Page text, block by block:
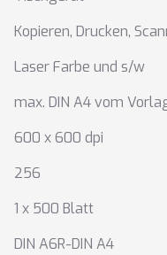
Kopieren, Drucken,
Laser Farbe und s/w
max. DIN A4 vom
600 x 600 dpi
256
1 x 500 Blatt
DIN A6R-DIN A4